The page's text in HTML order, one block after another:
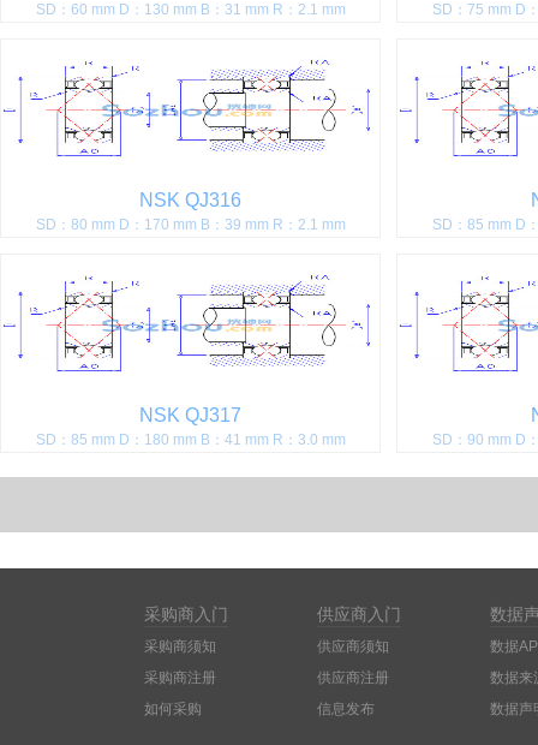
SD：60 mm D：130 mm B：31 mm R：2.1 mm SD：75 mm D
NSK QJ316
SD：80 mm D：170 mm B：39 mm R：2.1 mm SD：85 mm D
NSK QJ317
SD：85 mm D：180 mm B：41 mm R：3.0 mm SD：90 mm D
采购商入门
采购商须知
采购商注册
如何采购
供应商入门
供应商须知
供应商注册
信息发布
数据
数据
数据来
数据声